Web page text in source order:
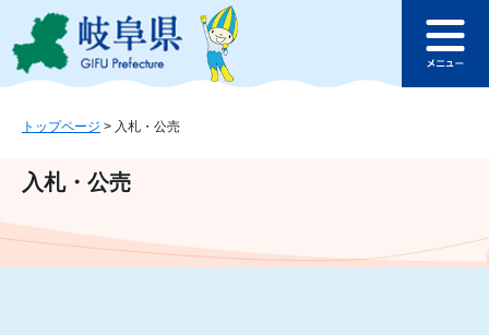
ジ
ュ
文
このページの本文へ
ュ
トップページ > 入札・公売
入札・公売